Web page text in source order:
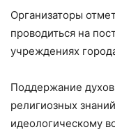
Организаторы
проводиться на
учреждениях
Поддержание
религиозных
идеологическому